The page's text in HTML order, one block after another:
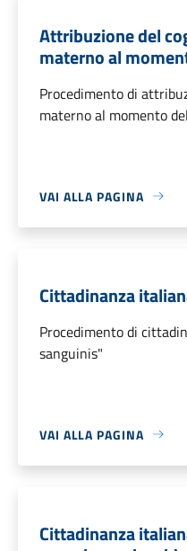
Attribuzione del
materno al
Procedimento di
materno al momento
VAI ALLA PAGINA
Cittadinanza
Procedimento di
sanguinis"
VAI ALLA PAGINA
Cittadinanza